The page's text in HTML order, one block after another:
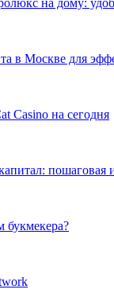
в Москве для
Casino на сегодня
пошаговая
букмекера?